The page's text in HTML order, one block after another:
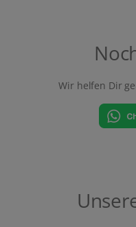
Wir helfen Dir